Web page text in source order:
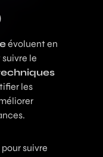
évoluent en
le
les
pour suivre